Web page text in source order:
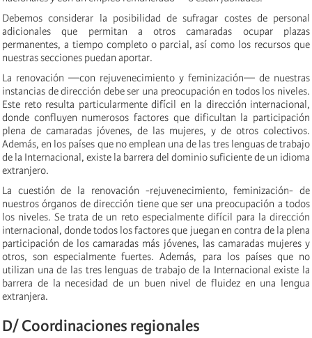
Debemos considerar la posibilidad de sufragar costes de personal
adicionales que permitan a otros camaradas ocupar plazas
permanentes, a tiempo completo o parcial, así como los recursos que
nuestras secciones puedan aportar.
La renovación —con rejuvenecimiento y feminización— de nuestras
instancias de dirección debe ser una preocupación en todos los niveles.
Este reto resulta particularmente difícil en la dirección internacional,
donde confluyen numerosos factores que dificultan la participación
plena de camaradas jóvenes, de las mujeres, y de otros colectivos.
Además, en los países que no emplean una de las tres lenguas de trabajo
de la Internacional, existe la barrera del dominio suficiente de un idioma
extranjero.
La cuestión de la renovación -rejuvenecimiento, feminización- de
nuestros órganos de dirección tiene que ser una preocupación a todos
los niveles. Se trata de un reto especialmente difícil para la dirección
internacional, donde todos los factores que juegan en contra de la plena
participación de los camaradas más jóvenes, las camaradas mujeres y
otros, son especialmente fuertes. Además, para los países que no
utilizan una de las tres lenguas de trabajo de la Internacional existe la
barrera de la necesidad de un buen nivel de fluidez en una lengua
extranjera.
D/ Coordinaciones regionales